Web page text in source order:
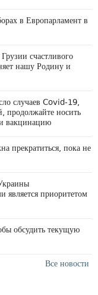
в Европарламент в
счастливого
нашу Родину и
случаев Covid-19,
продолжайте носить
и вакцинацию
прекратиться, пока не
является приоритетом
обсудить текущую
Все новости